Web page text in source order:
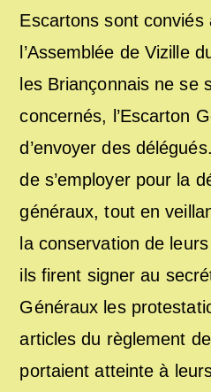
Escartons sont conviés
l’Assemblée de Vizille
les Briançonnais ne se
concernés, l’Escarton
d’envoyer des
de s’employer pour la
généraux, tout en
la conservation de
ils firent signer au
Généraux les
articles du règlement
portaient atteinte à